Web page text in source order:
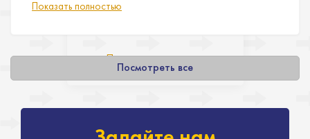
Показать полностью
Посмотреть все
Показать полностью